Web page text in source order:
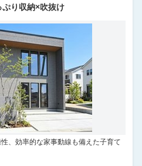
ぷり収納×吹抜け
、効率的な家事動線も備えた子育て